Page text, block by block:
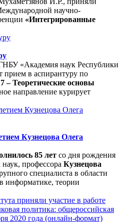
научно-
«Интегрированные
«Академия наук Республики
прием в аспирантуру по
– Теоретические основы
направление курирует
Кузнецова Олега
85 лет со дня рождения
профессора Кузнецова
специалиста в области
информатике, теории